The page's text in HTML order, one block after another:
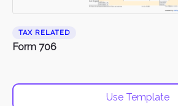
TAX RELATED
Form 706
Use Template